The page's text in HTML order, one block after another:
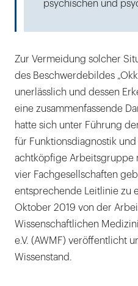
psychischen und
Zur Vermeidung solcher
des Beschwerdebildes
unerlässlich und dessen
eine zusammenfassende
hatte sich unter Führung
für Funktionsdiagnostik
achtköpfige Arbeitsgruppe
vier Fachgesellschaften
entsprechende Leitlinie zu
Oktober 2019 von der
Wissenschaftlichen
e.V. (AWMF) veröffentlicht
Wissenstand.